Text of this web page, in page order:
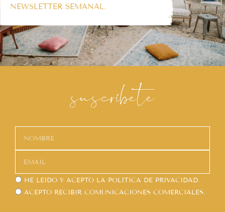
NEWSLETTER SEMANAL.
suscríbete
HE LEÍDO Y ACEPTO LA POLÍTICA DE PRIVACIDAD.
ACEPTO RECIBIR COMUNICACIONES COMERCIALES.